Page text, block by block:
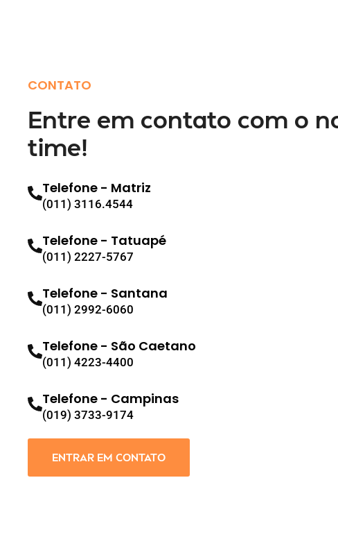
CONTATO
Entre em contato com o
time!
Telefone - Matriz
(011) 3116.4544
Telefone - Tatuapé
(011) 2227-5767
Telefone - Santana
(011) 2992-6060
Telefone - São Caetano
(011) 4223-4400
Telefone - Campinas
(019) 3733-9174
ENTRAR EM CONTATO